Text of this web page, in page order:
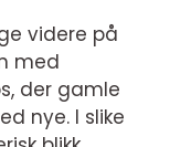
videre på
med
der gamle
nye. I slike